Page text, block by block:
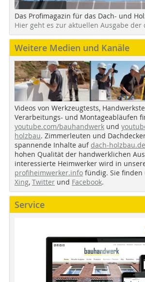
Das Profimagazin für das Dach- und
Hier geht es zur aktuellen Ausgabe der
Weitere Medien und Kanäle
Videos von Werkzeugtests,
Verarbeitungs- und Montageabläufen
youtube.com/bauhandwerk und
holzbau. Zimmerleuten und
spannende Inhalte auf dach-holzbau.de
hohen Qualität der handwerklichen
interessierte Heimwerker wird in
profiheimwerker.info fündig. Sie finden
Xing, Twitter und Facebook.
Service